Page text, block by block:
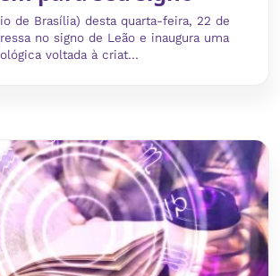
de Brasília) desta quarta-feira, 22 de
no signo de Leão e inaugura uma
voltada à criat...